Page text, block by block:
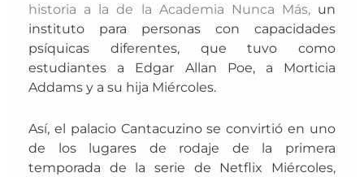
historia a la de la Academia Nunca Más, un
instituto para personas con capacidades
psíquicas diferentes, que tuvo como
estudiantes a Edgar Allan Poe, a Morticia
Addams y a su hija Miércoles.
Así, el palacio Cantacuzino se convirtió en uno
de los lugares de rodaje de la primera
temporada de la serie de Netflix Miércoles,